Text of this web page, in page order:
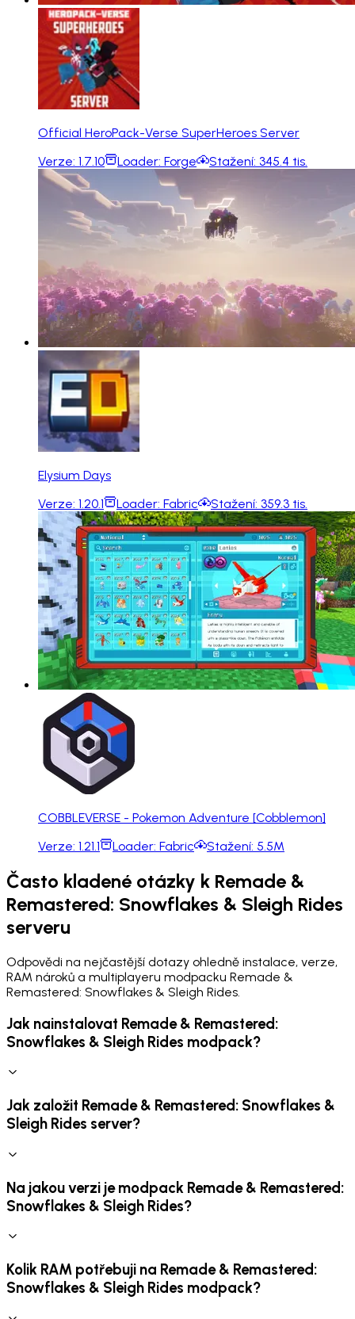
Official HeroPack-Verse SuperHeroes Server
Verze: 1.7.10 Loader: Forge Stažení: 345.4 tis.
Elysium Days
Verze: 1.20.1 Loader: Fabric Stažení: 359.3 tis.
COBBLEVERSE - Pokemon Adventure [Cobblemon]
Verze: 1.21.1 Loader: Fabric Stažení: 5.5M
Často kladené otázky k Remade &
Remastered: Snowflakes & Sleigh Rides
serveru
Odpovědi na nejčastější dotazy ohledně instalace, verze,
RAM nároků a multiplayeru modpacku Remade &
Remastered: Snowflakes & Sleigh Rides.
Jak nainstalovat Remade & Remastered:
Snowflakes & Sleigh Rides modpack?
Jak založit Remade & Remastered: Snowflakes &
Sleigh Rides server?
Na jakou verzi je modpack Remade & Remastered:
Snowflakes & Sleigh Rides?
Kolik RAM potřebuji na Remade & Remastered:
Snowflakes & Sleigh Rides modpack?